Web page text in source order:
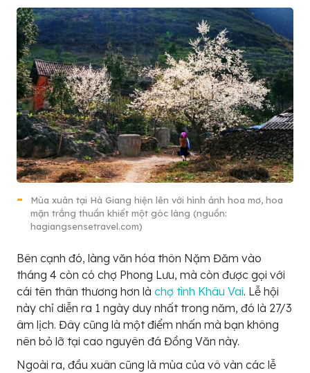
Mùa xuân tại Hà Giang hiện lên với hình ảnh hoa mơ, hoa
mặn trắng thuần khiết một góc làng (nguồn:
hagiangsensetravel.com)
Bên cạnh đó, làng văn hóa thôn Nặm Đăm vào
tháng 4 còn có chợ Phong Lưu, mà còn được gọi với
cái tên thân thương hơn là chợ tình Khâu Vai. Lễ hội
này chỉ diễn ra 1 ngày duy nhất trong năm, đó là 27/3
âm lịch. Đây cũng là một điểm nhấn mà bạn không
nên bỏ lỡ tại cao nguyên đá Đồng Văn này.
Ngoài ra, đầu xuân cũng là mùa của vô vàn các lễ